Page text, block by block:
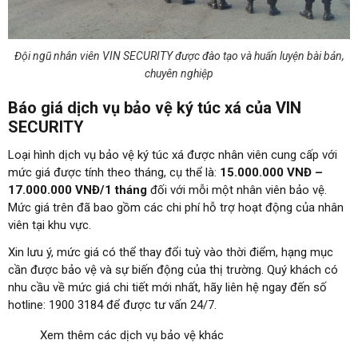
Đội ngũ nhân viên VIN SECURITY được đào tạo và huấn luyện bài bản,
chuyên nghiệp
Báo giá dịch vụ bảo vệ ký túc xá của VIN
SECURITY
Loại hình dịch vụ bảo vệ ký túc xá được nhân viên cung cấp với
mức giá được tính theo tháng, cụ thể là: 15.000.000 VNĐ –
17.000.000 VNĐ/1 tháng đối với mỗi một nhân viên bảo vệ.
Mức giá trên đã bao gồm các chi phí hỗ trợ hoạt động của nhân
viên tại khu vực.
Xin lưu ý, mức giá có thể thay đổi tuỳ vào thời điểm, hạng mục
cần được bảo vệ và sự biến động của thị trường. Quý khách có
nhu cầu về mức giá chi tiết mới nhất, hãy liên hệ ngay đến số
hotline: 1900 3184 để được tư vấn 24/7.
Xem thêm các dịch vụ bảo vệ khác